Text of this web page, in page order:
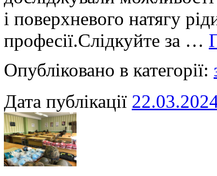
і поверхневого натягу
професії.Слідкуйте за …
Опубліковано в категорії:
Дата публікації